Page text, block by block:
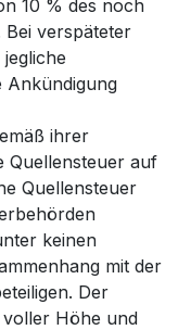
10 % des noch
verspäteter
Ankündigung
ihrer
Quellensteuer auf
Quellensteuer
keinen
mit der
Der
voller Höhe und